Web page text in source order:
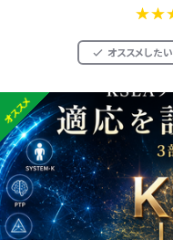
オススメしたい
オススメ